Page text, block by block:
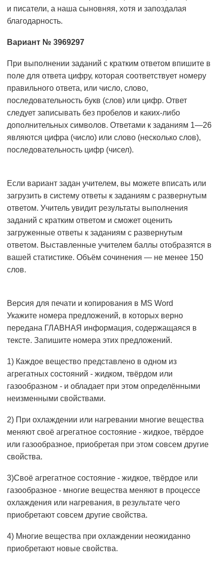
и писатели, а наша сыновняя, хотя и запоздалая
благодарность.
Вариант № 3969297
При выполнении заданий с кратким ответом впишите в
поле для ответа цифру, которая соответствует номеру
правильного ответа, или число, слово,
последовательность букв (слов) или цифр. Ответ
следует записывать без пробелов и каких-либо
дополнительных символов. Ответами к заданиям 1—26
являются цифра (число) или слово (несколько слов),
последовательность цифр (чисел).
Если вариант задан учителем, вы можете вписать или
загрузить в систему ответы к заданиям с развернутым
ответом. Учитель увидит результаты выполнения
заданий с кратким ответом и сможет оценить
загруженные ответы к заданиям с развернутым
ответом. Выставленные учителем баллы отобразятся в
вашей статистике. Объём сочинения — не менее 150
слов.
Версия для печати и копирования в MS Word
Укажите номера предложений, в которых верно
передана ГЛАВНАЯ информация, содержащаяся в
тексте. Запишите номера этих предложений.
1) Каждое вещество представлено в одном из
агрегатных состояний - жидком, твёрдом или
газообразном - и обладает при этом определёнными
неизменными свойствами.
2) При охлаждении или нагревании многие вещества
меняют своё агрегатное состояние - жидкое, твёрдое
или газообразное, приобретая при этом совсем другие
свойства.
3)Своё агрегатное состояние - жидкое, твёрдое или
газообразное - многие вещества меняют в процессе
охлаждения или нагревания, в результате чего
приобретают совсем другие свойства.
4) Многие вещества при охлаждении неожиданно
приобретают новые свойства.